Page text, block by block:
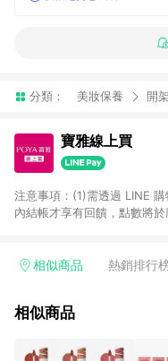
分類： 美妝保養 開
寶雅線上買
注意事項：(1)需透過 LINE
內結帳才享有回饋，點數將
相似商品 熱銷排行
相似商品